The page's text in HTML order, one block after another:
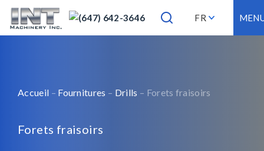
(647) 642-3646 FR
Accueil – Fournitures – Drills – Forets fraisoirs
Forets fraisoirs